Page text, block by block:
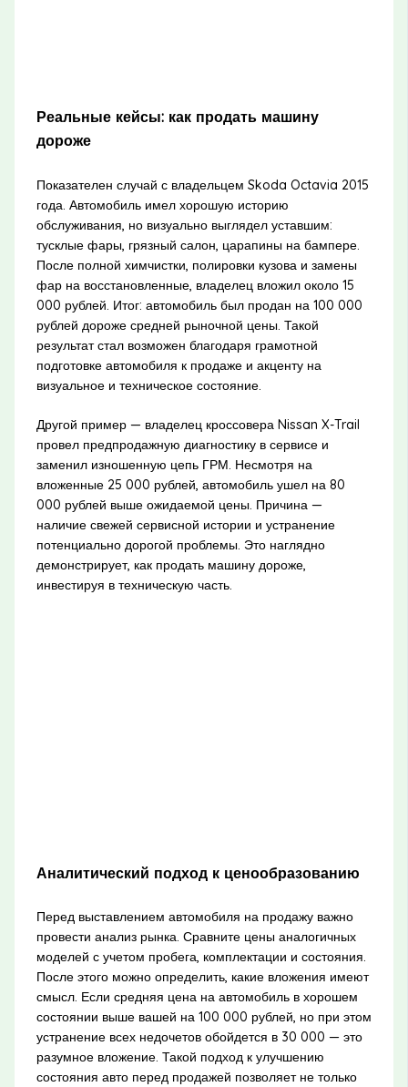
Реальные кейсы: как продать машину
дороже
Показателен случай с владельцем Skoda Octavia 2015
года. Автомобиль имел хорошую историю
обслуживания, но визуально выглядел уставшим:
тусклые фары, грязный салон, царапины на бампере.
После полной химчистки, полировки кузова и замены
фар на восстановленные, владелец вложил около 15
000 рублей. Итог: автомобиль был продан на 100 000
рублей дороже средней рыночной цены. Такой
результат стал возможен благодаря грамотной
подготовке автомобиля к продаже и акценту на
визуальное и техническое состояние.
Другой пример — владелец кроссовера Nissan X-Trail
провел предпродажную диагностику в сервисе и
заменил изношенную цепь ГРМ. Несмотря на
вложенные 25 000 рублей, автомобиль ушел на 80
000 рублей выше ожидаемой цены. Причина —
наличие свежей сервисной истории и устранение
потенциально дорогой проблемы. Это наглядно
демонстрирует, как продать машину дороже,
инвестируя в техническую часть.
Аналитический подход к ценообразованию
Перед выставлением автомобиля на продажу важно
провести анализ рынка. Сравните цены аналогичных
моделей с учетом пробега, комплектации и состояния.
После этого можно определить, какие вложения имеют
смысл. Если средняя цена на автомобиль в хорошем
состоянии выше вашей на 100 000 рублей, но при этом
устранение всех недочетов обойдется в 30 000 — это
разумное вложение. Такой подход к улучшению
состояния авто перед продажей позволяет не только